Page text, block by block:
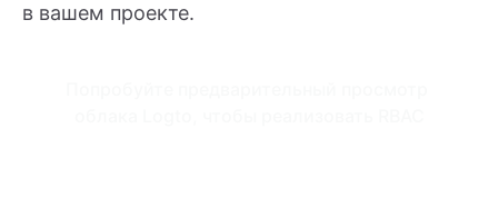
в вашем проекте.